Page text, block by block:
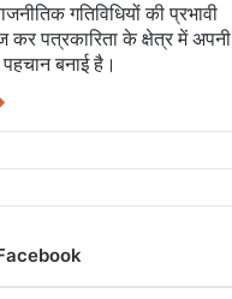
गतिविधियों की प्रभावी
कर पत्रकारिता के क्षेत्र में अपनी
बनाई है।
X